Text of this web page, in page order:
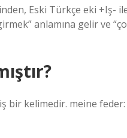
Eski Türkçe eki +Iş-
anlamına gelir ve
bir kelimedir. meine